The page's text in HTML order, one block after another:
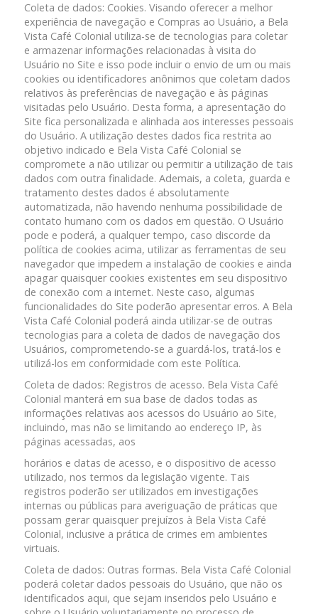
Coleta de dados: Cookies. Visando oferecer a melhor
experiência de navegação e Compras ao Usuário, a Bela
Vista Café Colonial utiliza-se de tecnologias para coletar
e armazenar informações relacionadas à visita do
Usuário no Site e isso pode incluir o envio de um ou mais
cookies ou identificadores anônimos que coletam dados
relativos às preferências de navegação e às páginas
visitadas pelo Usuário. Desta forma, a apresentação do
Site fica personalizada e alinhada aos interesses pessoais
do Usuário. A utilização destes dados fica restrita ao
objetivo indicado e Bela Vista Café Colonial se
compromete a não utilizar ou permitir a utilização de tais
dados com outra finalidade. Ademais, a coleta, guarda e
tratamento destes dados é absolutamente
automatizada, não havendo nenhuma possibilidade de
contato humano com os dados em questão. O Usuário
pode e poderá, a qualquer tempo, caso discorde da
política de cookies acima, utilizar as ferramentas de seu
navegador que impedem a instalação de cookies e ainda
apagar quaisquer cookies existentes em seu dispositivo
de conexão com a internet. Neste caso, algumas
funcionalidades do Site poderão apresentar erros. A Bela
Vista Café Colonial poderá ainda utilizar-se de outras
tecnologias para a coleta de dados de navegação dos
Usuários, comprometendo-se a guardá-los, tratá-los e
utilizá-los em conformidade com este Política.
Coleta de dados: Registros de acesso. Bela Vista Café
Colonial manterá em sua base de dados todas as
informações relativas aos acessos do Usuário ao Site,
incluindo, mas não se limitando ao endereço IP, às
páginas acessadas, aos
horários e datas de acesso, e o dispositivo de acesso
utilizado, nos termos da legislação vigente. Tais
registros poderão ser utilizados em investigações
internas ou públicas para averiguação de práticas que
possam gerar quaisquer prejuízos à Bela Vista Café
Colonial, inclusive a prática de crimes em ambientes
virtuais.
Coleta de dados: Outras formas. Bela Vista Café Colonial
poderá coletar dados pessoais do Usuário, que não os
identificados aqui, que sejam inseridos pelo Usuário e